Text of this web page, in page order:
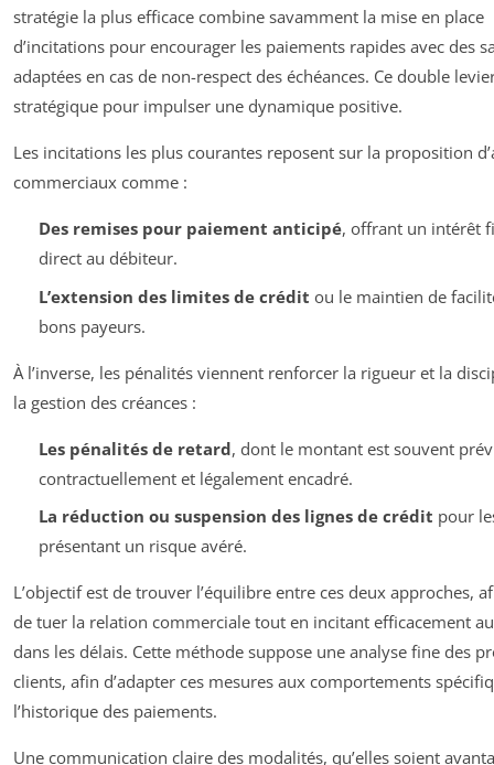
stratégie la plus efficace combine savamment la mise en place
d’incitations pour encourager les paiements rapides avec des
adaptées en cas de non-respect des échéances. Ce double
stratégique pour impulser une dynamique positive.
Les incitations les plus courantes reposent sur la proposition
commerciaux comme :
Des remises pour paiement anticipé, offrant un intérêt
direct au débiteur.
L’extension des limites de crédit ou le maintien de
bons payeurs.
À l’inverse, les pénalités viennent renforcer la rigueur et la
la gestion des créances :
Les pénalités de retard, dont le montant est souvent
contractuellement et légalement encadré.
La réduction ou suspension des lignes de crédit pour
présentant un risque avéré.
L’objectif est de trouver l’équilibre entre ces deux approches,
de tuer la relation commerciale tout en incitant efficacement
dans les délais. Cette méthode suppose une analyse fine des
clients, afin d’adapter ces mesures aux comportements
l’historique des paiements.
Une communication claire des modalités, qu’elles soient